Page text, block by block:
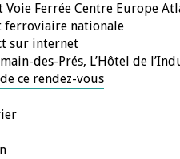
Voie Ferrée Centre Europe
nationale
sur internet
des-Prés, L’Hôtel de
ce rendez-vous